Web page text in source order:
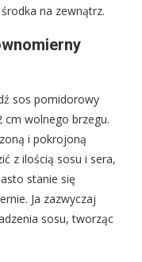
na zewnątrz.
sos pomidorowy
cm wolnego brzegu.
i pokrojoną
z ilością sosu i sera,
stanie się
Ja zazwyczaj
sosu, tworząc